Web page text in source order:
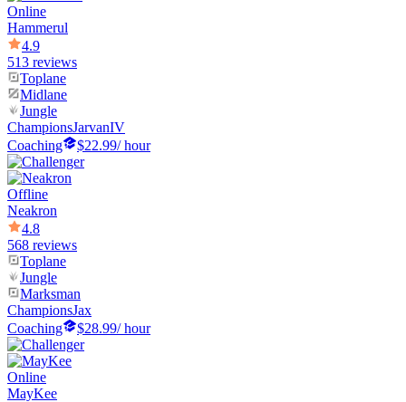
Online
Hammerul
4.9
513 reviews
Toplane
Midlane
Jungle
ChampionsJarvanIV
Coaching
$22.99/ hour
Offline
Neakron
4.8
568 reviews
Toplane
Jungle
Marksman
ChampionsJax
Coaching
$28.99/ hour
Online
MayKee